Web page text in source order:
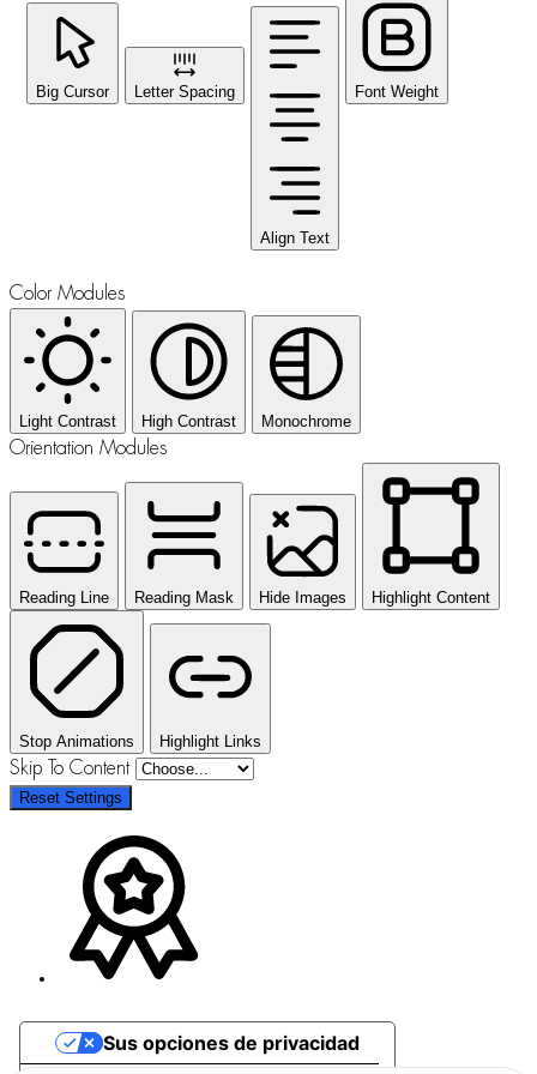
Big Cursor Letter Spacing
Align Text
Font Weight
Color Modules
Light Contrast High Contrast Monochrome
Orientation Modules
Reading Line Reading Mask Hide Images Highlight Content
Stop Animations Highlight Links
Skip To Content
Reset Settings
Sus opciones de privacidad